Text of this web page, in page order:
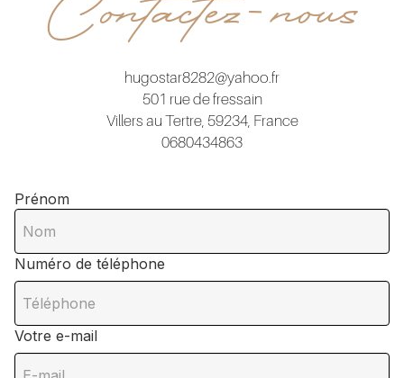
hugostar8282@yahoo.fr
501 rue de fressain
Villers au Tertre, 59234, France
0680434863
Prénom
Numéro de téléphone
Votre e-mail